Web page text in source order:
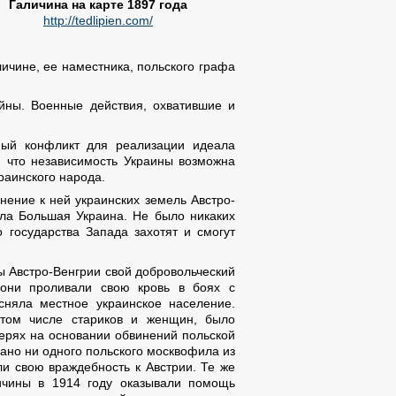
Галичина на карте 1897 года
http://tedlipien.com/
ее наместника, польского графа
Военные действия, охватившие и
конфликт для реализации идеала
независимость Украины возможна
народа.
к ней украинских земель Австро-
Большая Украина. Не было никаких
Запада захотят и смогут
Венгрии свой добровольческий
проливали свою кровь в боях с
местное украинское население.
том числе стариков и женщин, было
на основании обвинений польской
ни одного польского москвофила из
свою враждебность к Австрии. Те же
в 1914 году оказывали помощь